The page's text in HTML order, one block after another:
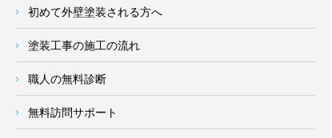
初めて外壁塗装される方へ
塗装工事の施工の流れ
職人の無料診断
無料訪問サポート